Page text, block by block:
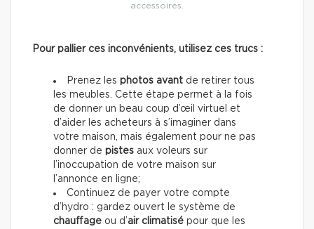
accessoires.
Pour pallier ces inconvénients, utilisez ces trucs :
Prenez les photos avant de retirer tous
les meubles. Cette étape permet à la fois
de donner un beau coup d’œil virtuel et
d’aider les acheteurs à s’imaginer dans
votre maison, mais également pour ne pas
donner de pistes aux voleurs sur
l’inoccupation de votre maison sur
l’annonce en ligne;
Continuez de payer votre compte
d’hydro : gardez ouvert le système de
chauffage ou d’air climatisé pour que les